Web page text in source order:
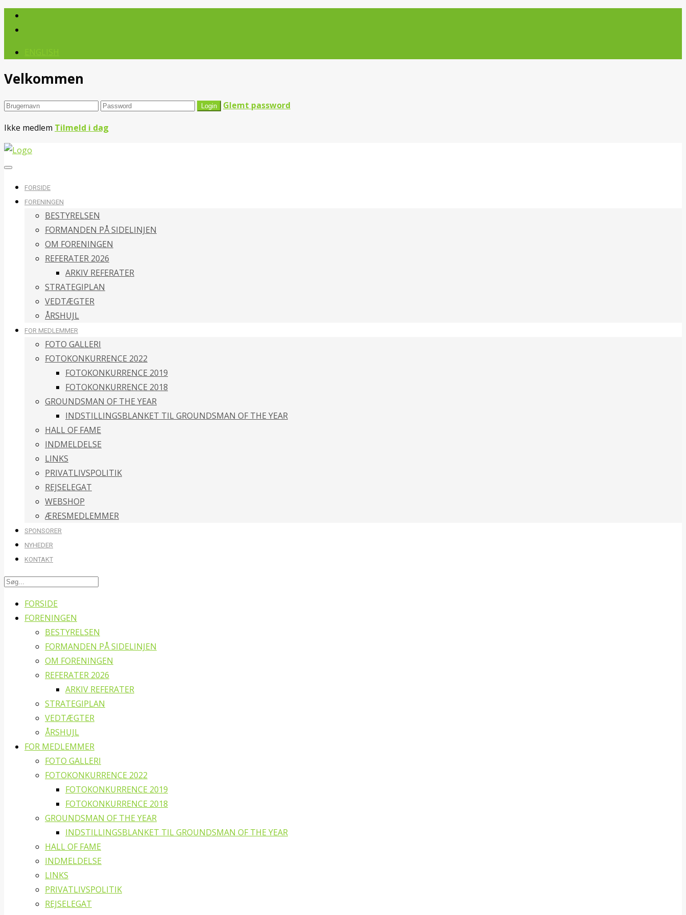
Velkommen
Glemt password
Ikke medlem Tilmeld i dag
FORSIDE
FORENINGEN
BESTYRELSEN
FORMANDEN PÅ SIDELINJEN
OM FORENINGEN
REFERATER 2026
ARKIV REFERATER
STRATEGIPLAN
VEDTÆGTER
ÅRSHUJL
FOR MEDLEMMER
FOTO GALLERI
FOTOKONKURRENCE 2022
FOTOKONKURRENCE 2019
FOTOKONKURRENCE 2018
GROUNDSMAN OF THE YEAR
INDSTILLINGSBLANKET TIL GROUNDSMAN OF THE YEAR
HALL OF FAME
INDMELDELSE
LINKS
PRIVATLIVSPOLITIK
REJSELEGAT
WEBSHOP
ÆRESMEDLEMMER
SPONSORER
NYHEDER
KONTAKT
FORSIDE
FORENINGEN
BESTYRELSEN
FORMANDEN PÅ SIDELINJEN
OM FORENINGEN
REFERATER 2026
ARKIV REFERATER
STRATEGIPLAN
VEDTÆGTER
ÅRSHUJL
FOR MEDLEMMER
FOTO GALLERI
FOTOKONKURRENCE 2022
FOTOKONKURRENCE 2019
FOTOKONKURRENCE 2018
GROUNDSMAN OF THE YEAR
INDSTILLINGSBLANKET TIL GROUNDSMAN OF THE YEAR
HALL OF FAME
INDMELDELSE
LINKS
PRIVATLIVSPOLITIK
REJSELEGAT